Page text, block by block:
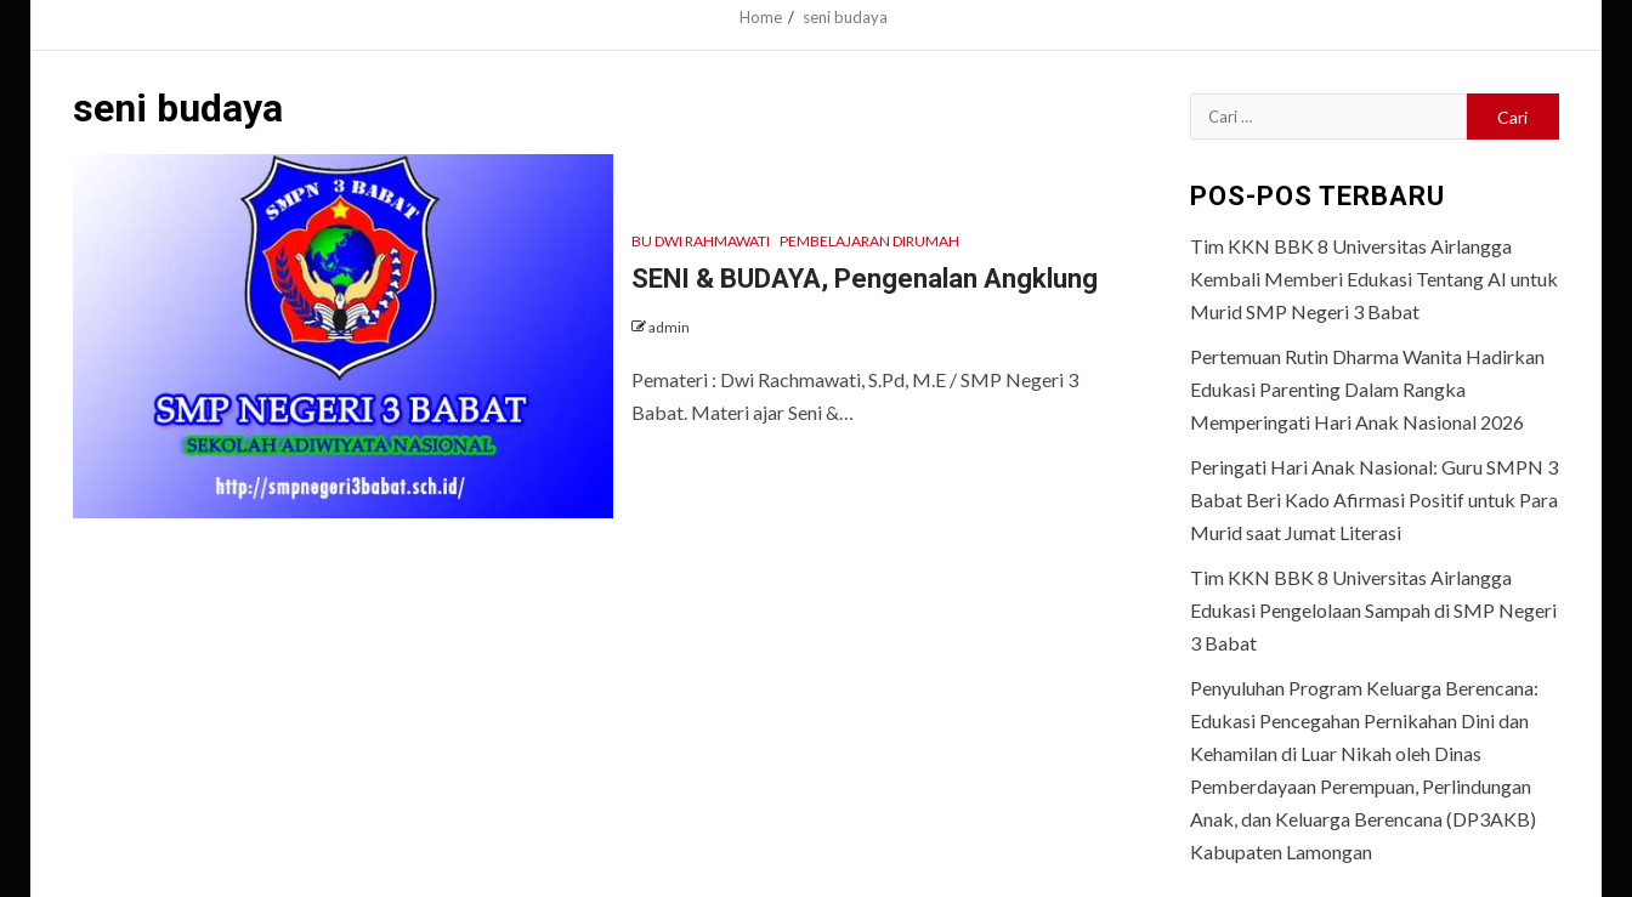
Home seni budaya
seni budaya
BU DWI RAHMAWATI PEMBELAJARAN DIRUMAH
SENI & BUDAYA, Pengenalan Angklung
admin
Pemateri : Dwi Rachmawati, S.Pd, M.E / SMP Negeri 3
Babat. Materi ajar Seni &…
Cari
untuk:
POS-POS TERBARU
Tim KKN BBK 8 Universitas Airlangga
Kembali Memberi Edukasi Tentang AI untuk
Murid SMP Negeri 3 Babat
Pertemuan Rutin Dharma Wanita Hadirkan
Edukasi Parenting Dalam Rangka
Memperingati Hari Anak Nasional 2026
Peringati Hari Anak Nasional: Guru SMPN 3
Babat Beri Kado Afirmasi Positif untuk Para
Murid saat Jumat Literasi
Tim KKN BBK 8 Universitas Airlangga
Edukasi Pengelolaan Sampah di SMP Negeri
3 Babat
Penyuluhan Program Keluarga Berencana:
Edukasi Pencegahan Pernikahan Dini dan
Kehamilan di Luar Nikah oleh Dinas
Pemberdayaan Perempuan, Perlindungan
Anak, dan Keluarga Berencana (DP3AKB)
Kabupaten Lamongan